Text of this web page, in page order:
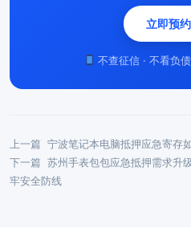
立即预
不查征信 · 不看负
上一篇 宁波笔记本电脑抵押应急寄存
下一篇 苏州手表包包应急抵押需求升
牢安全防线